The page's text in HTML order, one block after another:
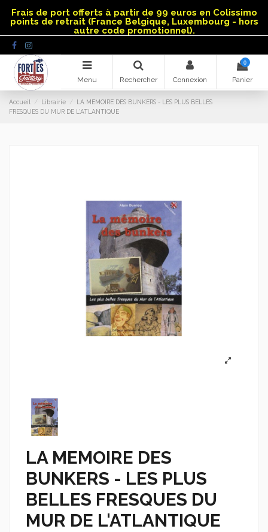
Frais de port offerts à partir de 99 euros en Colissimo
points de retrait (France Belgique, Luxembourg - hors
autre code promotionnel).
Menu Rechercher Connexion
0
Panier
Accueil Librairie
LA MEMOIRE DES BUNKERS - LES PLUS BELLES
FRESQUES DU MUR DE L'ATLANTIQUE
LA MEMOIRE DES
BUNKERS - LES PLUS
BELLES FRESQUES DU
MUR DE L'ATLANTIQUE